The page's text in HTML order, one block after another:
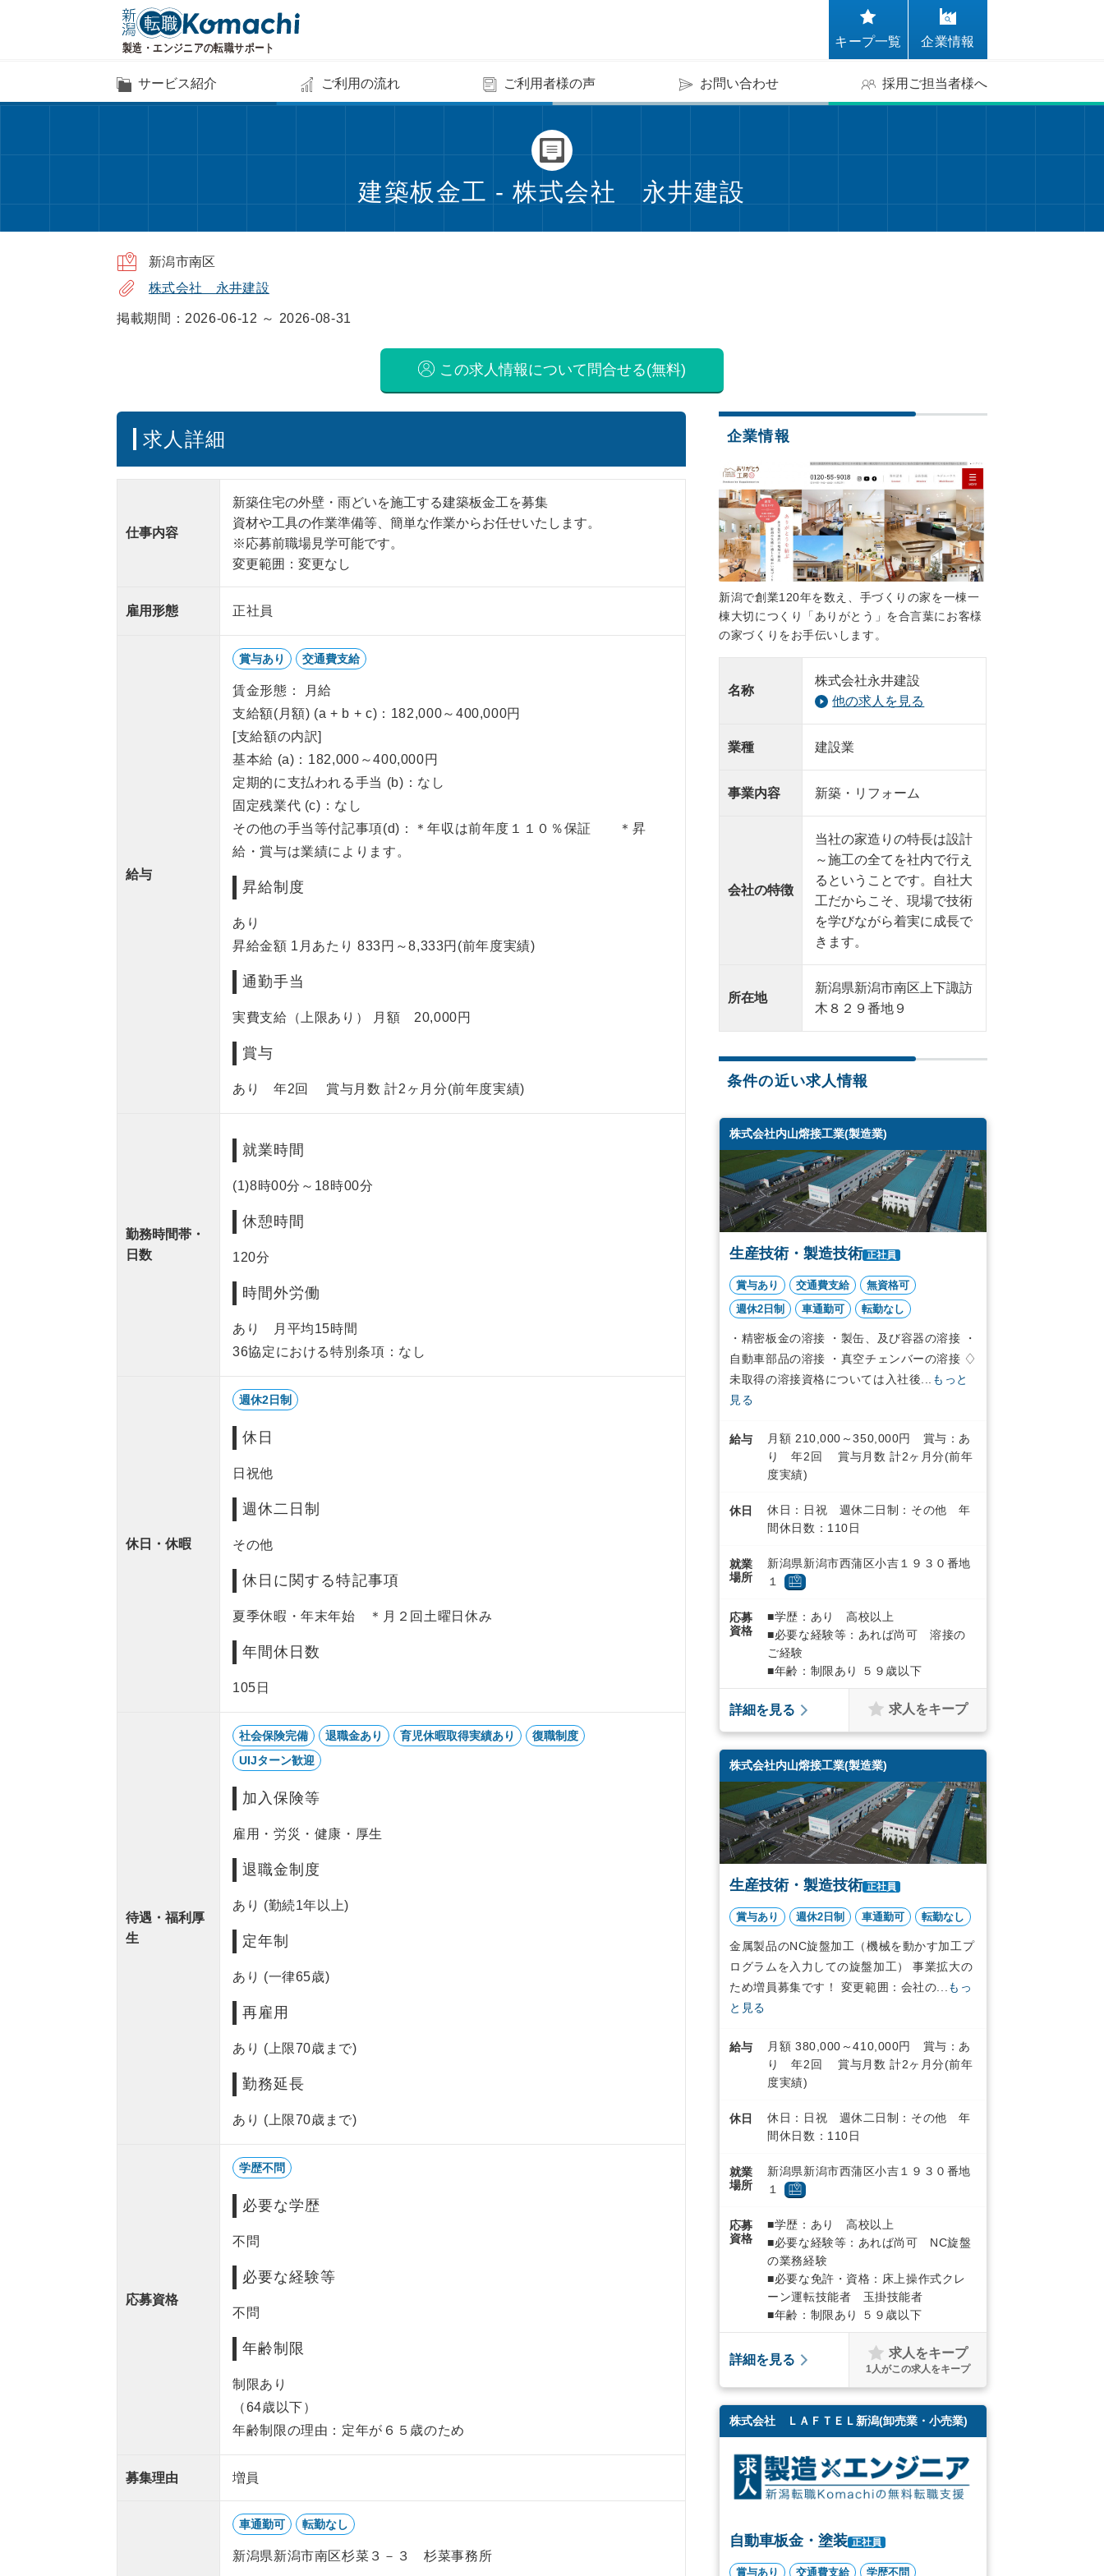
キープ一覧 企業情報
サービス紹介 ご利用の流れ ご利用者様の声 お問い合わせ 採用ご担当者様へ
建築板金工 - 株式会社 永井建設
新潟市南区
株式会社 永井建設
掲載期間：2026-06-12 ～ 2026-08-31
この求人情報について問合せる(無料)
求人詳細
仕事内容
新築住宅の外壁・雨どいを施工する建築板金工を募集
資材や工具の作業準備等、簡単な作業からお任せいたします。
※応募前職場見学可能です。
変更範囲：変更なし
雇用形態 正社員
給与
賞与あり 交通費支給
賃金形態： 月給
支給額(月額) (a + b + c)：182,000～400,000円
[支給額の内訳]
基本給 (a)：182,000～400,000円
定期的に支払われる手当 (b)：なし
固定残業代 (c)：なし
その他の手当等付記事項(d)：＊年収は前年度１１０％保証 ＊昇
給・賞与は業績によります。
昇給制度
あり
昇給金額 1月あたり 833円～8,333円(前年度実績)
通勤手当
実費支給（上限あり） 月額 20,000円
賞与
あり 年2回 賞与月数 計2ヶ月分(前年度実績)
勤務時間帯・
日数
就業時間
(1)8時00分～18時00分
休憩時間
120分
時間外労働
あり 月平均15時間
36協定における特別条項：なし
休日・休暇
週休2日制
休日
日祝他
週休二日制
その他
休日に関する特記事項
夏季休暇・年末年始 ＊月２回土曜日休み
年間休日数
105日
待遇・福利厚
生
社会保険完備 退職金あり 育児休暇取得実績あり
復職制度
UIJターン歓迎
加入保険等
雇用・労災・健康・厚生
退職金制度
あり (勤続1年以上)
定年制
あり (一律65歳)
再雇用
あり (上限70歳まで)
勤務延長
あり (上限70歳まで)
応募資格
学歴不問
必要な学歴
不問
必要な経験等
不問
年齢制限
制限あり
（64歳以下）
年齢制限の理由：定年が６５歳のため
募集理由 増員
車通勤可 転勤なし
新潟県新潟市南区杉菜３－３ 杉菜事務所
企業情報
新潟で創業120年を数え、手づくりの家を一棟一
棟大切につくり「ありがとう」を合言葉にお客様
の家づくりをお手伝いします。
名称
株式会社永井建設
他の求人を見る
業種 建設業
事業内容 新築・リフォーム
会社の特徴
当社の家造りの特長は設計
～施工の全てを社内で行え
るということです。自社大
工だからこそ、現場で技術
を学びながら着実に成長で
きます。
所在地
新潟県新潟市南区上下諏訪
木８２９番地９
条件の近い求人情報
株式会社内山熔接工業(製造業)
生産技術・製造技術 正社員
賞与あり 交通費支給
無資格可
週休2日制
車通勤可 転勤なし
・精密板金の溶接 ・製缶、及び容器の溶接 ・
自動車部品の溶接 ・真空チェンバーの溶接 ♢
未取得の溶接資格については入社後...
もっと
見る
給与
月額 210,000～350,000円 賞与：あ
り 年2回 賞与月数 計2ヶ月分(前年
度実績)
休日
休日：日祝 週休二日制：その他 年
間休日数：110日
就業
場所
新潟県新潟市西蒲区小吉１９３０番地
１
応募
資格
■学歴：あり 高校以上
■必要な経験等：あれば尚可 溶接の
ご経験
■年齢：制限あり ５９歳以下
詳細を見る 求人をキープ
株式会社内山熔接工業(製造業)
生産技術・製造技術 正社員
賞与あり 週休2日制 車通勤可 転勤なし
金属製品のNC旋盤加工（機械を動かす加工プ
ログラムを入力しての旋盤加工） 事業拡大の
ため増員募集です！ 変更範囲：会社の...
もっ
と見る
給与
月額 380,000～410,000円 賞与：あ
り 年2回 賞与月数 計2ヶ月分(前年
度実績)
休日
休日：日祝 週休二日制：その他 年
間休日数：110日
就業
場所
新潟県新潟市西蒲区小吉１９３０番地
１
応募
資格
■学歴：あり 高校以上
■必要な経験等：あれば尚可 NC旋盤
の業務経験
■必要な免許・資格：床上操作式クレ
ーン運転技能者 玉掛技能者
■年齢：制限あり ５９歳以下
詳細を見る 求人をキープ
1人がこの求人をキープ
株式会社 ＬＡＦＴＥＬ新潟(卸売業・小売業)
自動車板金・塗装 正社員
賞与あり 交通費支給 学歴不問